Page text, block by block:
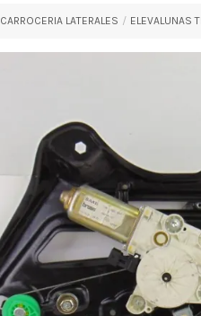
CARROCERIA LATERALES ELEVALUNAS